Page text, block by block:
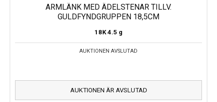
ARMLÄNK MED ÄDELSTENAR TILLV.
GULDFYNDGRUPPEN 18,5CM
18K 4.5 g
AUKTIONEN AVSLUTAD
AUKTIONEN ÄR AVSLUTAD